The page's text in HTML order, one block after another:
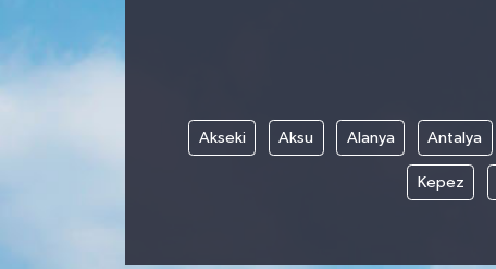
Akseki Aksu Alanya Antalya
Kepez
Türkiye